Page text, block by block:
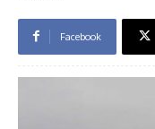
Facebook